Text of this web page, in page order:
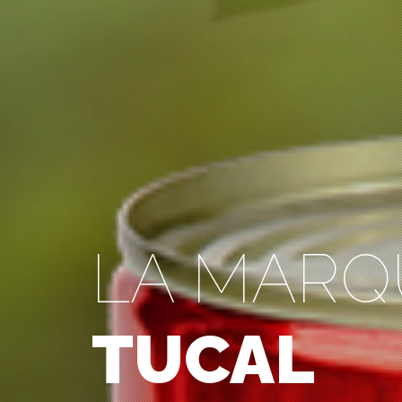
LA
TUCAL